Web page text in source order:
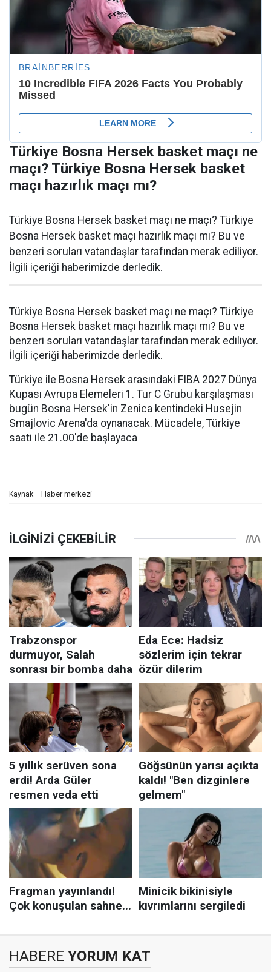
Türkiye Bosna Hersek basket maçı ne
maçı? Türkiye Bosna Hersek basket
maçı hazırlık maçı mı?
Türkiye Bosna Hersek basket maçı ne maçı? Türkiye
Bosna Hersek basket maçı hazırlık maçı mı? Bu ve
benzeri soruları vatandaşlar tarafından merak ediliyor.
İlgili içeriği haberimizde derledik.
Türkiye Bosna Hersek basket maçı ne maçı? Türkiye
Bosna Hersek basket maçı hazırlık maçı mı? Bu ve
benzeri soruları vatandaşlar tarafından merak ediliyor.
İlgili içeriği haberimizde derledik.
Türkiye ile Bosna Hersek arasındaki FIBA 2027 Dünya
Kupası Avrupa Elemeleri 1. Tur C Grubu karşılaşması
bugün Bosna Hersek'in Zenica kentindeki Husejin
Smajlovic Arena'da oynanacak. Mücadele, Türkiye
saati ile 21.00'de başlayaca
Kaynak: Haber merkezi
HABERE YORUM KAT